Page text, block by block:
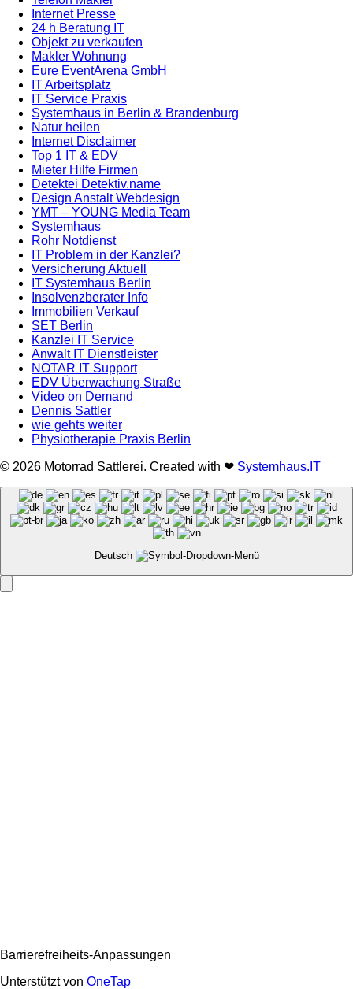
Internet Presse
24 h Beratung IT
Objekt zu verkaufen
Makler Wohnung
Eure EventArena GmbH
IT Arbeitsplatz
IT Service Praxis
Systemhaus in Berlin & Brandenburg
Natur heilen
Internet Disclaimer
Top 1 IT & EDV
Mieter Hilfe Firmen
Detektei Detektiv.name
Design Anstalt Webdesign
YMT – YOUNG Media Team
Systemhaus
Rohr Notdienst
IT Problem in der Kanzlei?
Versicherung Aktuell
IT Systemhaus Berlin
Insolvenzberater Info
Immobilien Verkauf
SET Berlin
Kanzlei IT Service
Anwalt IT Dienstleister
NOTAR IT Support
EDV Überwachung Straße
Video on Demand
Dennis Sattler
wie gehts weiter
Physiotherapie Praxis Berlin
© 2026 Motorrad Sattlerei. Created with ❤ Systemhaus.IT
Deutsch
Barrierefreiheits-Anpassungen
Unterstützt von OneTap